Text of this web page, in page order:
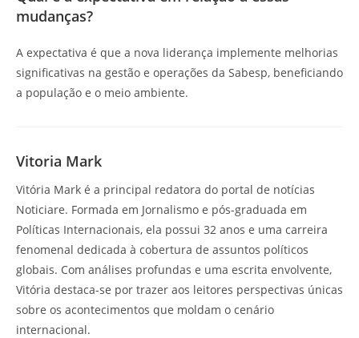
mudanças?
A expectativa é que a nova liderança implemente melhorias
significativas na gestão e operações da Sabesp, beneficiando
a população e o meio ambiente.
Vitoria Mark
Vitória Mark é a principal redatora do portal de notícias
Noticiare. Formada em Jornalismo e pós-graduada em
Políticas Internacionais, ela possui 32 anos e uma carreira
fenomenal dedicada à cobertura de assuntos políticos
globais. Com análises profundas e uma escrita envolvente,
Vitória destaca-se por trazer aos leitores perspectivas únicas
sobre os acontecimentos que moldam o cenário
internacional.